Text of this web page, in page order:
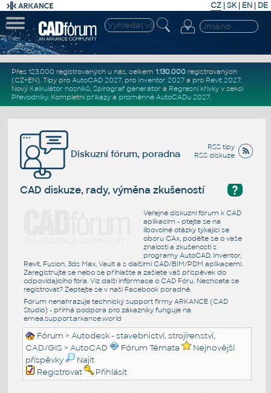
CZ | SK| EN | DE
Přes 123.000 registrovaných u nás, celkem 1.130.000registrovaných
(CZ+EN). Tipy pro AutoCAD 2027, pro Inventor 2027a pro Revit 2027.
Nový Kalkulátor nosníků, Spirograf generátor a Regresní křivkyv sekci
Převodníky. Kompletní příkazya proměnné AutoCADu 2027.
RSS tipy
RSS diskuze
Diskuzní fórum, poradna
?
CAD diskuze, rady, výměna zkušeností
Veřejné diskuzní fórum k CAD
aplikacím - ptejte se na
libovolné otázky týkající se
oboru CAx, podělte se o vaše
znalosti a zkušenosti s
programy AutoCAD, Inventor,
Revit, Fusion, 3ds Max, Vault a s dalšími CAD/BIM/PDM aplikacemi.
Zaregistrujte se nebo se přihlašte a zašlete váš příspěvek do
odpovídajícího fóra. Viz další informace o CAD Fóru. Nechcete se
registrovat? Zeptejte se v naší Facebook poradně.
Fórum nenahrazuje technický support firmy ARKANCE (CAD
Studio) - přímá podpora pro zákazníky funguje na
emea.support.arkance.world
Fórum >Autodesk - stavebnictví, strojírenství,
CAD/GIS >AutoCAD Fórum Témata
Nejnovější
příspěvky
Najít
Registrovat
Přihlásit